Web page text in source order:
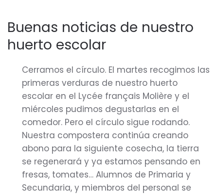
Buenas noticias de nuestro
huerto escolar
Cerramos el círculo. El martes recogimos las
primeras verduras de nuestro huerto
escolar en el Lycée français Molière y el
miércoles pudimos degustarlas en el
comedor. Pero el círculo sigue rodando.
Nuestra compostera continúa creando
abono para la siguiente cosecha, la tierra
se regenerará y ya estamos pensando en
fresas, tomates… Alumnos de Primaria y
Secundaria, y miembros del personal se